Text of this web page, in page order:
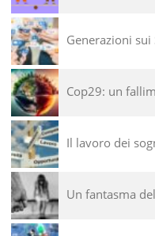
Generazioni sui
Cop29: un
Il lavoro dei
Un fantasma